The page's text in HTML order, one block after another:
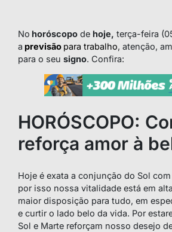
No horóscopo de hoje, terça-feira
a previsão para trabalho, atenção,
para o seu signo. Confira:
HORÓSCOPO:
reforça amor à
Hoje é exata a conjunção do Sol com
por isso nossa vitalidade está em
maior disposição para tudo, em
e curtir o lado belo da vida. Por
Sol e Marte reforçam nosso desejo